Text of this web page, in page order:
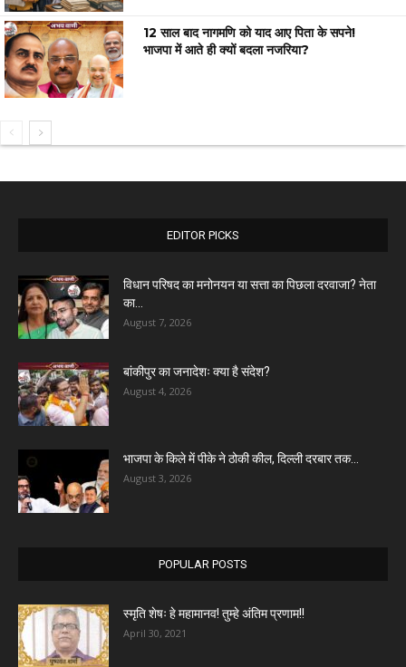
12 साल बाद नागमणि को याद आए पिता के सपने!
भाजपा में आते ही क्यों बदला नजरिया?
EDITOR PICKS
विधान परिषद का मनोनयन या सत्ता का पिछला दरवाजा? नेता
का...
August 7, 2026
बांकीपुर का जनादेशः क्या है संदेश?
August 4, 2026
भाजपा के किले में पीके ने ठोकी कील, दिल्ली दरबार तक...
August 3, 2026
POPULAR POSTS
स्मृति शेषः हे महामानव! तुम्हे अंतिम प्रणाम!!
April 30, 2021